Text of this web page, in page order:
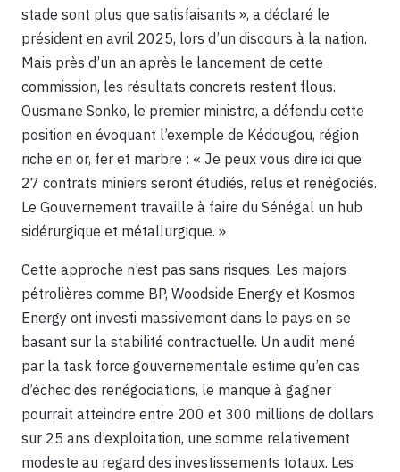
stade sont plus que satisfaisants », a déclaré le
président en avril 2025, lors d’un discours à la nation.
Mais près d’un an après le lancement de cette
commission, les résultats concrets restent flous.
Ousmane Sonko, le premier ministre, a défendu cette
position en évoquant l’exemple de Kédougou, région
riche en or, fer et marbre : « Je peux vous dire ici que
27 contrats miniers seront étudiés, relus et renégociés.
Le Gouvernement travaille à faire du Sénégal un hub
sidérurgique et métallurgique. »
Cette approche n’est pas sans risques. Les majors
pétrolières comme BP, Woodside Energy et Kosmos
Energy ont investi massivement dans le pays en se
basant sur la stabilité contractuelle. Un audit mené
par la task force gouvernementale estime qu’en cas
d’échec des renégociations, le manque à gagner
pourrait atteindre entre 200 et 300 millions de dollars
sur 25 ans d’exploitation, une somme relativement
modeste au regard des investissements totaux. Les